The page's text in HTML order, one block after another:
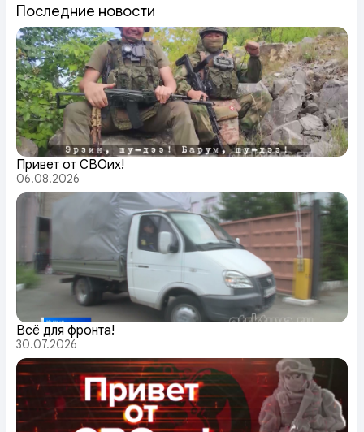
Последние новости
Привет от СВОих!
06.08.2026
Всё для фронта!
30.07.2026